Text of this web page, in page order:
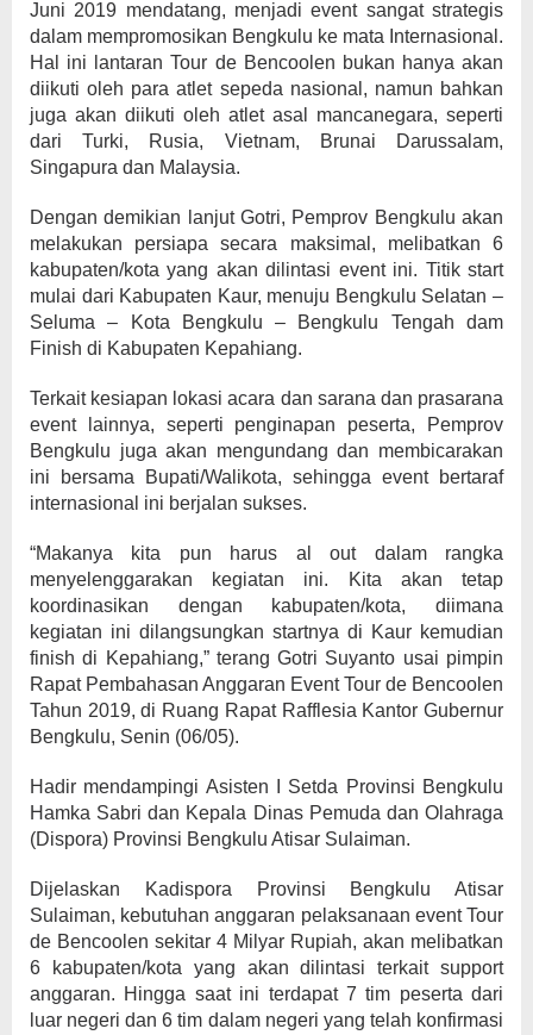
Juni 2019 mendatang, menjadi event sangat strategis
dalam mempromosikan Bengkulu ke mata Internasional.
Hal ini lantaran Tour de Bencoolen bukan hanya akan
diikuti oleh para atlet sepeda nasional, namun bahkan
juga akan diikuti oleh atlet asal mancanegara, seperti
dari Turki, Rusia, Vietnam, Brunai Darussalam,
Singapura dan Malaysia.
Dengan demikian lanjut Gotri, Pemprov Bengkulu akan
melakukan persiapa secara maksimal, melibatkan 6
kabupaten/kota yang akan dilintasi event ini. Titik start
mulai dari Kabupaten Kaur, menuju Bengkulu Selatan –
Seluma – Kota Bengkulu – Bengkulu Tengah dam
Finish di Kabupaten Kepahiang.
Terkait kesiapan lokasi acara dan sarana dan prasarana
event lainnya, seperti penginapan peserta, Pemprov
Bengkulu juga akan mengundang dan membicarakan
ini bersama Bupati/Walikota, sehingga event bertaraf
internasional ini berjalan sukses.
“Makanya kita pun harus al out dalam rangka
menyelenggarakan kegiatan ini. Kita akan tetap
koordinasikan dengan kabupaten/kota, diimana
kegiatan ini dilangsungkan startnya di Kaur kemudian
finish di Kepahiang,” terang Gotri Suyanto usai pimpin
Rapat Pembahasan Anggaran Event Tour de Bencoolen
Tahun 2019, di Ruang Rapat Rafflesia Kantor Gubernur
Bengkulu, Senin (06/05).
Hadir mendampingi Asisten I Setda Provinsi Bengkulu
Hamka Sabri dan Kepala Dinas Pemuda dan Olahraga
(Dispora) Provinsi Bengkulu Atisar Sulaiman.
Dijelaskan Kadispora Provinsi Bengkulu Atisar
Sulaiman, kebutuhan anggaran pelaksanaan event Tour
de Bencoolen sekitar 4 Milyar Rupiah, akan melibatkan
6 kabupaten/kota yang akan dilintasi terkait support
anggaran. Hingga saat ini terdapat 7 tim peserta dari
luar negeri dan 6 tim dalam negeri yang telah konfirmasi